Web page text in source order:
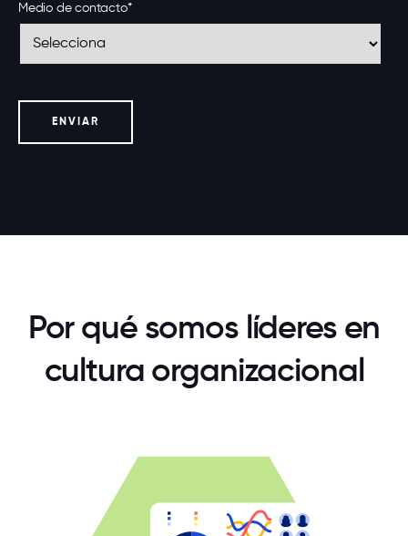
Medio de contacto*
Por qué somos líderes en
cultura organizacional